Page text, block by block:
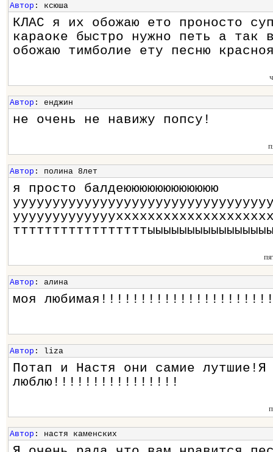
Автор : ксюша
КЛАС я их обожаю ето проносто
караоке быстро нужно петь а так
обожаю тимболие ету песню
Автор : енджин
не очень не навижу попсу!
Автор : полина 8лет
я просто балдеюююююююююююю
Автор : алина
моя
Автор : liza
Потап и Настя они самие лутшие!Я
люблю!!!!!!!!!!!!!!!!
Автор : настя каменских